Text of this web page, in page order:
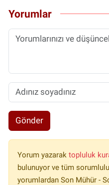
Yorumlar
Gönder
Yorum yazarak topluluk
bulunuyor ve tüm
yorumlardan Son Mühür -